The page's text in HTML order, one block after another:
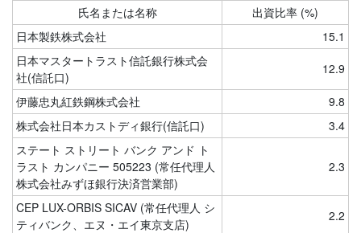
氏名または名称
出資比率 (%)
日本製鉄株式会社
15.1
日本マスタートラスト信託銀行株式会
社(信託口)
12.9
伊藤忠丸紅鉄鋼株式会社
9.8
株式会社日本カストディ銀行(信託口)
3.4
ステート ストリート バンク アンド ト
ラスト カンパニー 505223 (常任代理人
株式会社みずほ銀行決済営業部)
2.3
CEP LUX-ORBIS SICAV (常任代理人 シ
ティバンク、エヌ・エイ東京支店)
2.2